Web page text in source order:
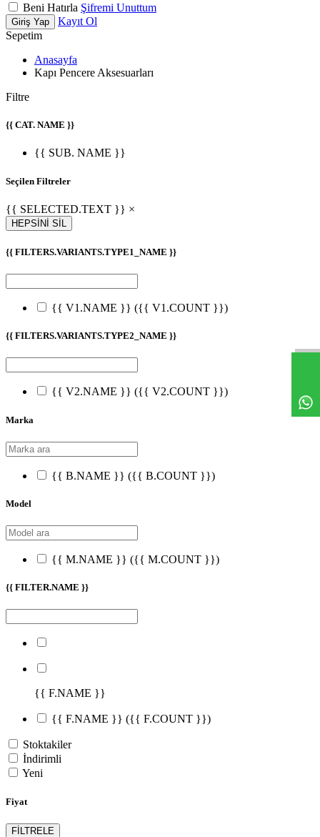
Beni Hatırla Şifremi Unuttum
Giriş Yap
Kayıt Ol
Sepetim
Anasayfa
Kapı Pencere Aksesuarları
Filtre
{{ CAT. NAME }}
{{ SUB. NAME }}
Seçilen Filtreler
{{ SELECTED.TEXT }} ×
HEPSİNİ SİL
{{ FILTERS.VARIANTS.TYPE1_NAME }}
{{ V1.NAME }} ({{ V1.COUNT }})
{{ FILTERS.VARIANTS.TYPE2_NAME }}
{{ V2.NAME }} ({{ V2.COUNT }})
Marka
{{ B.NAME }} ({{ B.COUNT }})
Model
{{ M.NAME }} ({{ M.COUNT }})
{{ FILTER.NAME }}
{{ F.NAME }}
{{ F.NAME }} ({{ F.COUNT }})
Stoktakiler
İndirimli
Yeni
Fiyat
FİLTRELE